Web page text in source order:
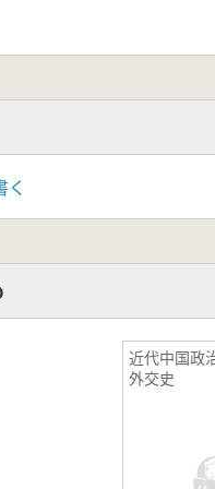
く
近代中国政
外交史